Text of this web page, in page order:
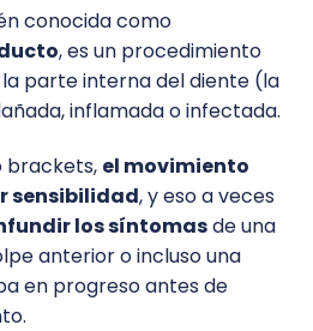
conocida como
, es un procedimiento
parte interna del diente (la
inflamada o infectada.
brackets, el movimiento
sensibilidad, y eso a veces
los síntomasde una
anterior o incluso una
en progreso antes de